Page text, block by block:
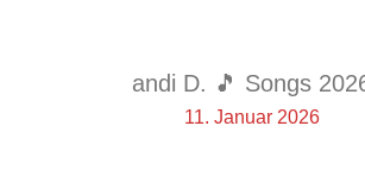
andi D. 🎵 Songs
11. Januar 2026